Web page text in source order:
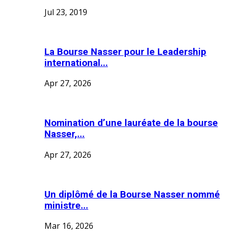
Jul 23, 2019
La Bourse Nasser pour le Leadership
international...
Apr 27, 2026
Nomination d’une lauréate de la bourse
Nasser,...
Apr 27, 2026
Un diplômé de la Bourse Nasser nommé
ministre...
Mar 16, 2026